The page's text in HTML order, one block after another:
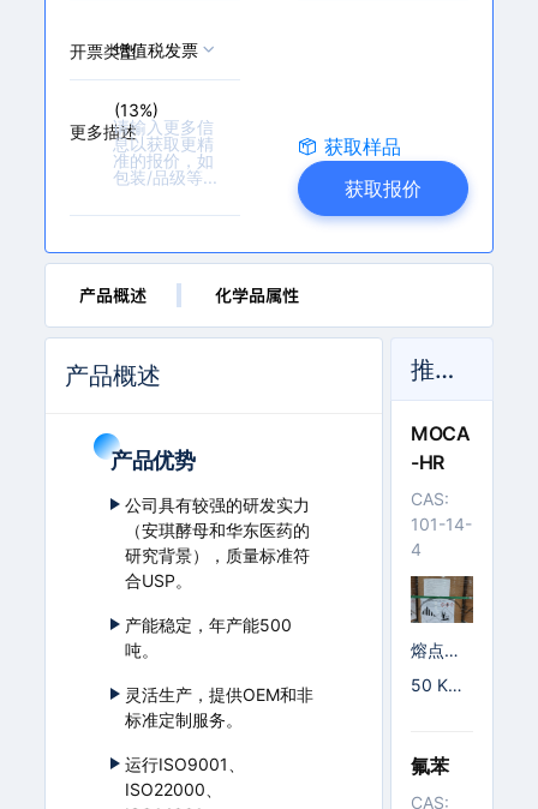
l.
e
m
b
l
c
开票类型增值税发票
(13%)
更多描述
获取样品
获取报价
产品概述 化学品属性
产品概述
产品优势
公司具有较强的研发实力
（安琪酵母和华东医药的
研究背景），质量标准符
合USP。
产能稳定，年产能500
吨。
灵活生产，提供OEM和非
标准定制服务。
运行ISO9001、
ISO22000、
推荐产品
MOCA
-HR
CAS:
101-14-
4
熔点℃:
98-10
50 KG/
氟苯
CAS: